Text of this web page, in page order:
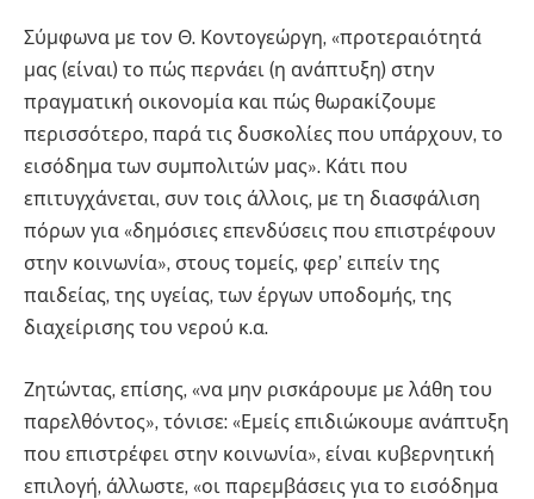
Σύμφωνα με τον Θ. Κοντογεώργη, «προτεραιότητά
μας (είναι) το πώς περνάει (η ανάπτυξη) στην
πραγματική οικονομία και πώς θωρακίζουμε
περισσότερο, παρά τις δυσκολίες που υπάρχουν, το
εισόδημα των συμπολιτών μας». Κάτι που
επιτυγχάνεται, συν τοις άλλοις, με τη διασφάλιση
πόρων για «δημόσιες επενδύσεις που επιστρέφουν
στην κοινωνία», στους τομείς, φερ’ ειπείν της
παιδείας, της υγείας, των έργων υποδομής, της
διαχείρισης του νερού κ.α.
Ζητώντας, επίσης, «να μην ρισκάρουμε με λάθη του
παρελθόντος», τόνισε: «Εμείς επιδιώκουμε ανάπτυξη
που επιστρέφει στην κοινωνία», είναι κυβερνητική
επιλογή, άλλωστε, «οι παρεμβάσεις για το εισόδημα